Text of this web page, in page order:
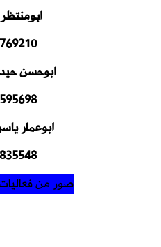
ابوحسن
ابوعمار
صور من